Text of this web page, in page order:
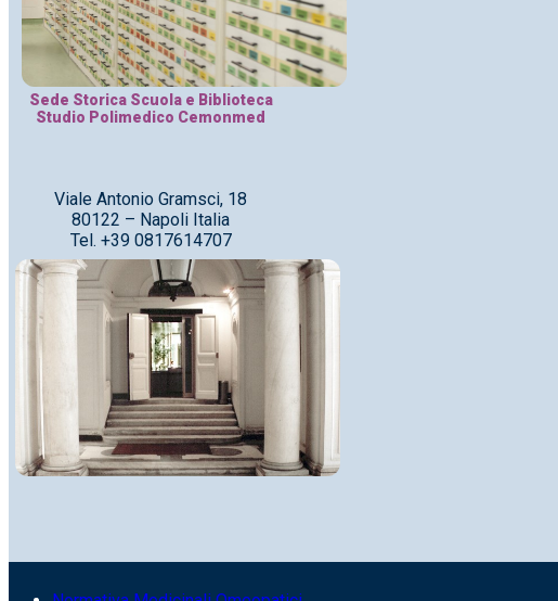
Sede Storica Scuola e Biblioteca
Studio Polimedico Cemonmed
Viale Antonio Gramsci, 18
80122 – Napoli Italia
Tel. +39 0817614707